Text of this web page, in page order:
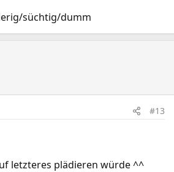
süchtig/dumm
#13
letzteres plädieren würde ^^